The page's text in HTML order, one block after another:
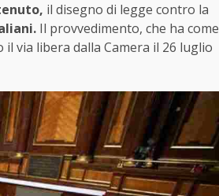
il disegno di legge contro la
Il provvedimento, che ha come
via libera dalla Camera il 26 luglio